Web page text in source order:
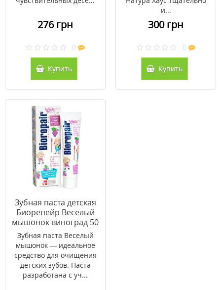
276 грн
0
Купить
и...
300 грн
0
Купить
Зубная паста детская
Биорепейр Веселый
мышонок виноград 50
мл
Зубная паста Веселый
мышонок — идеальное
средство для очищения
детских зубов. Паста
разработана с уч...